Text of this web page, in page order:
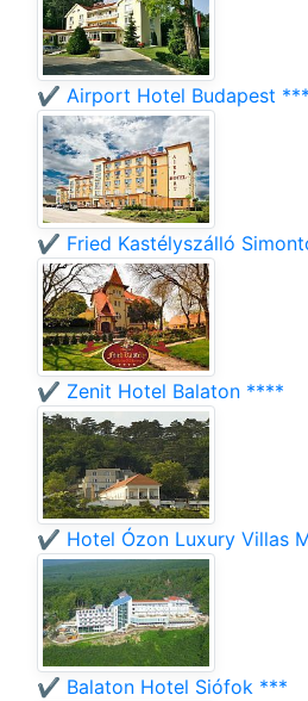
✔️ Airport Hotel Budapest
✔️ Fried Kastélyszálló
✔️ Zenit Hotel Balaton ****
✔️ Hotel Ózon Luxury Villas
✔️ Balaton Hotel Siófok ***